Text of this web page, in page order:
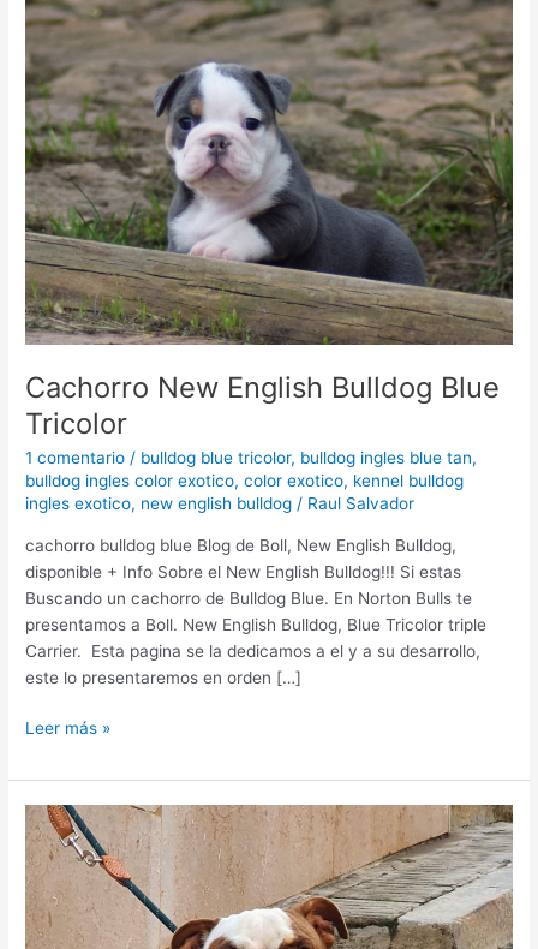
Cachorro New English Bulldog Blue
Tricolor
1 comentario / bulldog blue tricolor, bulldog ingles blue tan,
bulldog ingles color exotico,color exotico, kennel bulldog
ingles exotico, new english bulldog / Raul Salvador
cachorro bulldog blue Blog de Boll, New English Bulldog,
disponible + Info Sobre el New English Bulldog!!! Si estas
Buscando un cachorro de Bulldog Blue. En Norton Bulls te
presentamos a Boll. New English Bulldog, Blue Tricolor triple
Carrier. Esta pagina se la dedicamos a el y a su desarrollo,
este lo presentaremos en orden […]
English
Bulldog
Blue
Tricolor
Leer más »
SOCIALIZACION
BULLDOG
INGLES